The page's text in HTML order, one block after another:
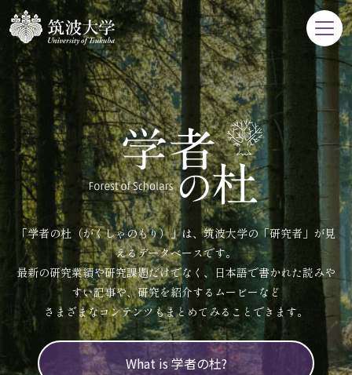
「学者の杜（がくしゃのもり）」は、筑波大学の「研究者」が見
えるデータベースです。
最新の研究業績や研究課題だけでなく、日本語で書かれた読みや
すい記事や、研究を紹介するムービーなど
さまざまなコンテンツもまとめてみることできます。
What is 学者の杜?